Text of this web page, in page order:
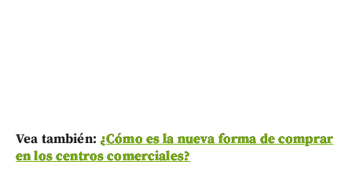
Vea también: ¿Cómo es la nueva forma de comprar
en los centros comerciales?